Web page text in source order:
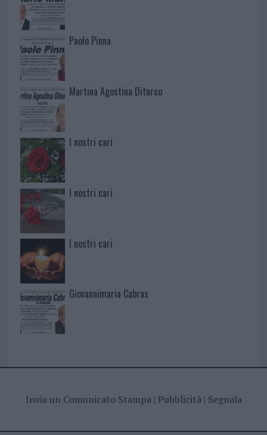
Paolo Pinna
Martina Agostina Diturco
I nostri cari
I nostri cari
I nostri cari
Giovannimaria Cabras
Invia un Comunicato Stampa| Pubblicità| Segnala